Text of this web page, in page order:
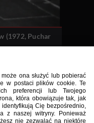
(1972, Puchar